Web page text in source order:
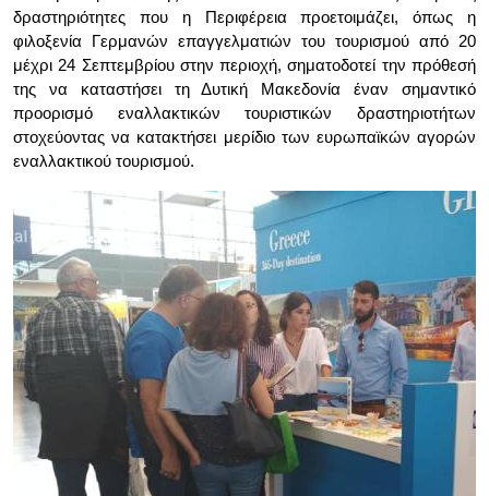
δραστηριότητες που η Περιφέρεια προετοιμάζει, όπως η
φιλοξενία Γερμανών επαγγελματιών του τουρισμού από 20
μέχρι 24 Σεπτεμβρίου στην περιοχή, σηματοδοτεί την πρόθεσή
της να καταστήσει τη Δυτική Μακεδονία έναν σημαντικό
προορισμό εναλλακτικών τουριστικών δραστηριοτήτων
στοχεύοντας να κατακτήσει μερίδιο των ευρωπαϊκών αγορών
εναλλακτικού τουρισμού.